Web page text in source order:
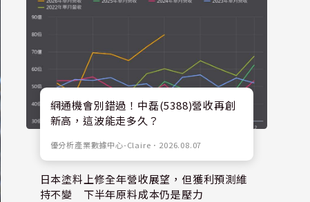
網通機會別錯過！中磊(5388)營收再創
新高，這波能走多久？
優分析產業數據中心-Claire ． 2026.08.07
日本塗料上修全年營收展望，但獲利預測維
持不變 下半年原料成本仍是壓力